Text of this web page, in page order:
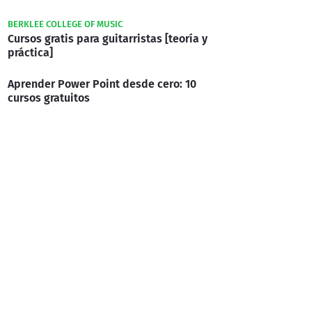
BERKLEE COLLEGE OF MUSIC
Cursos gratis para guitarristas [teoría y
práctica]
Aprender Power Point desde cero: 10
cursos gratuitos